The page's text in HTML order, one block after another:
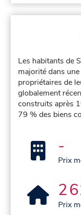
Les habitants de
majorité dans
propriétaires de
globalement
construits après
79 % des biens
-
Prix
2
Prix